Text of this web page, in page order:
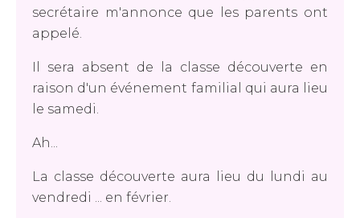
secrétaire m'annonce que les parents ont
appelé.
Il sera absent de la classe découverte en
raison d'un événement familial qui aura lieu
le samedi.
Ah...
La classe découverte aura lieu du lundi au
vendredi ... en février.